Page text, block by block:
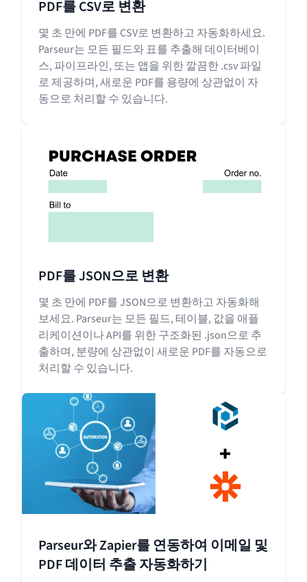
PDF를 CSV로 변환
몇 초 만에 PDF를 CSV로 변환하고 자동화하세요.
Parseur는 모든 필드와 표를 추출해 데이터베이
스, 파이프라인, 또는 앱을 위한 깔끔한 .csv 파일
로 제공하며, 새로운 PDF를 용량에 상관없이 자
동으로 처리할 수 있습니다.
PDF를 JSON으로 변환
몇 초 만에 PDF를 JSON으로 변환하고 자동화해
보세요. Parseur는 모든 필드, 테이블, 값을 애플
리케이션이나 API를 위한 구조화된 .json으로 추
출하며, 분량에 상관없이 새로운 PDF를 자동으로
처리할 수 있습니다.
Parseur와 Zapier를 연동하여 이메일 및
PDF 데이터 추출 자동화하기